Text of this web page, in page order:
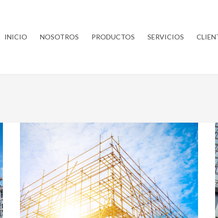
INICIO NOSOTROS PRODUCTOS SERVICIOS